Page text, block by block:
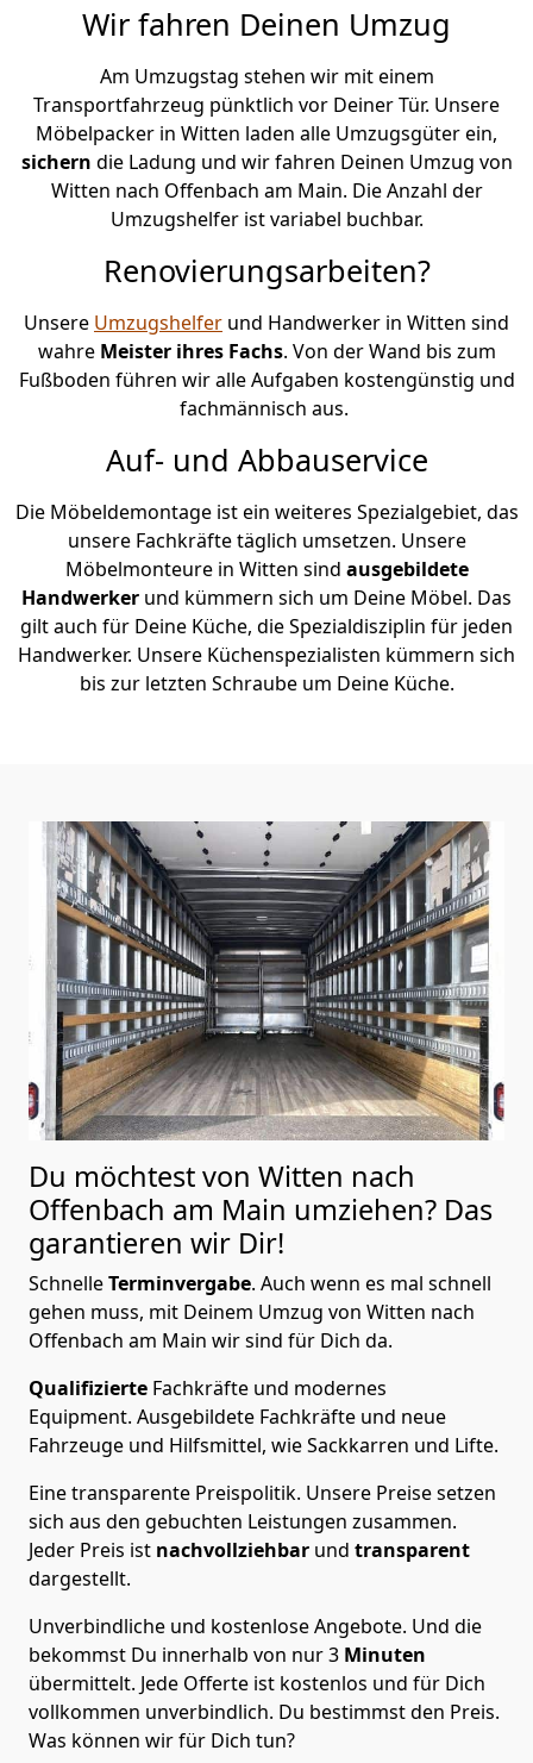
Wir fahren Deinen Umzug
Am Umzugstag stehen wir mit einem
Transportfahrzeug pünktlich vor Deiner Tür. Unsere
Möbelpacker in Witten laden alle Umzugsgüter ein,
sichern die Ladung und wir fahren Deinen Umzug von
Witten nach Offenbach am Main. Die Anzahl der
Umzugshelfer ist variabel buchbar.
Renovierungsarbeiten?
Unsere Umzugshelfer und Handwerker in Witten sind
wahre Meister ihres Fachs. Von der Wand bis zum
Fußboden führen wir alle Aufgaben kostengünstig und
fachmännisch aus.
Auf- und Abbauservice
Die Möbeldemontage ist ein weiteres Spezialgebiet, das
unsere Fachkräfte täglich umsetzen. Unsere
Möbelmonteure in Witten sind ausgebildete
Handwerker und kümmern sich um Deine Möbel. Das
gilt auch für Deine Küche, die Spezialdisziplin für jeden
Handwerker. Unsere Küchenspezialisten kümmern sich
bis zur letzten Schraube um Deine Küche.
Du möchtest von Witten nach
Offenbach am Main umziehen? Das
garantieren wir Dir!
SchnelleTerminvergabe. Auch wenn es mal schnell
gehen muss, mit Deinem Umzug von Witten nach
Offenbach am Main wir sind für Dich da.
Qualifizierte Fachkräfte und modernes
Equipment. Ausgebildete Fachkräfte und neue
Fahrzeuge und Hilfsmittel, wie Sackkarren und Lifte.
Eine transparente Preispolitik. Unsere Preise setzen
sich aus den gebuchten Leistungen zusammen.
Jeder Preis ist nachvollziehbar und transparent
dargestellt.
Unverbindliche und kostenlose Angebote. Und die
bekommst Du innerhalb von nur3 Minuten
übermittelt. Jede Offerte ist kostenlos und für Dich
vollkommen unverbindlich. Du bestimmst den Preis.
Was können wir für Dich tun?